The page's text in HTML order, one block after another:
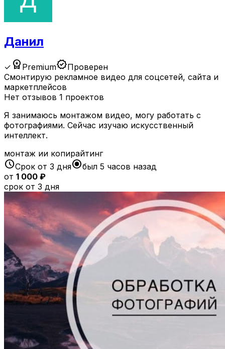
Данил
✓ workspace_premium PremiumverifiedПроверен
Смонтирую рекламное видео для соцсетей, сайта и
маркетплейсов
Нет отзывов 1 проектов
Я занимаюсь монтажом видео, могу работать с
фотографиями. Сейчас изучаю искусственный
интеллект.
монтаж ии копирайтинг
scheduleСрок от 3 дняradio_button_checkedбыл 5 часов назад
от 1 000 ₽
срок от 3 дня